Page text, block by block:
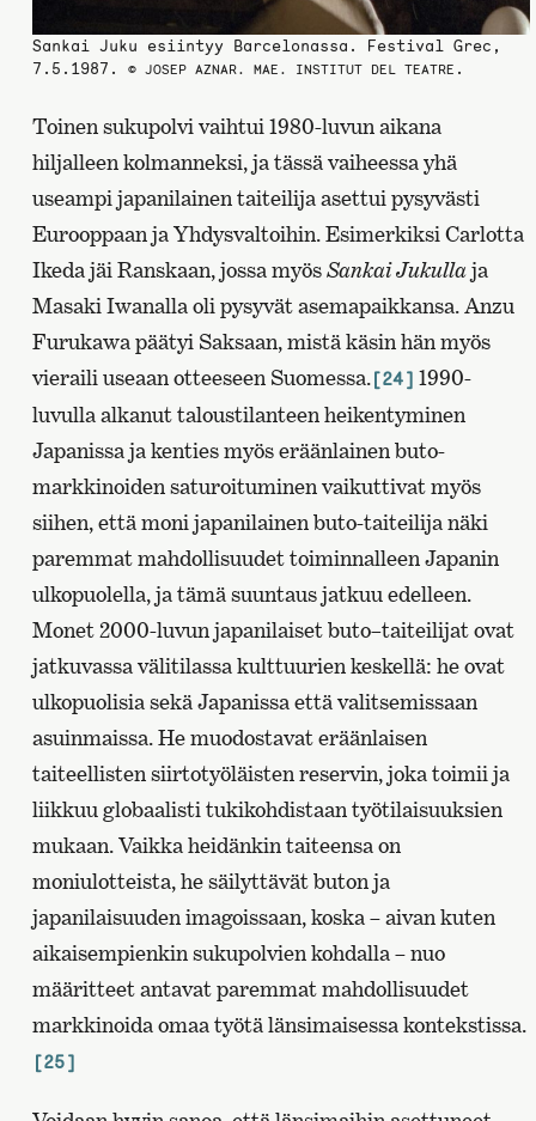
Sankai Juku esiintyy Barcelonassa. Festival Grec,
7.5.1987.
© JOSEP AZNAR. MAE. INSTITUT DEL TEATRE .
Toinen sukupolvi vaihtui 1980-luvun aikana
hiljalleen kolmanneksi, ja tässä vaiheessa yhä
useampi japanilainen taiteilija asettui pysyvästi
Eurooppaan ja Yhdysvaltoihin. Esimerkiksi Carlotta
Ikeda jäi Ranskaan, jossa myösSankai Jukullaja
Masaki Iwanalla oli pysyvät asemapaikkansa. Anzu
Furukawa päätyi Saksaan, mistä käsin hän myös
vieraili useaan otteeseen Suomessa.[24] 1990-
luvulla alkanut taloustilanteen heikentyminen
Japanissa ja kenties myös eräänlainen buto-
markkinoiden saturoituminen vaikuttivat myös
siihen, että moni japanilainen buto-taiteilija näki
paremmat mahdollisuudet toiminnalleen Japanin
ulkopuolella, ja tämä suuntaus jatkuu edelleen.
Monet 2000-luvun japanilaiset buto–taiteilijat ovat
jatkuvassa välitilassa kulttuurien keskellä: he ovat
ulkopuolisia sekä Japanissa että valitsemissaan
asuinmaissa. He muodostavat eräänlaisen
taiteellisten siirtotyöläisten reservin, joka toimii ja
liikkuu globaalisti tukikohdistaan työtilaisuuksien
mukaan. Vaikka heidänkin taiteensa on
moniulotteista, he säilyttävät buton ja
japanilaisuuden imagoissaan, koska – aivan kuten
aikaisempienkin sukupolvien kohdalla – nuo
määritteet antavat paremmat mahdollisuudet
markkinoida omaa työtä länsimaisessa kontekstissa.
[25]